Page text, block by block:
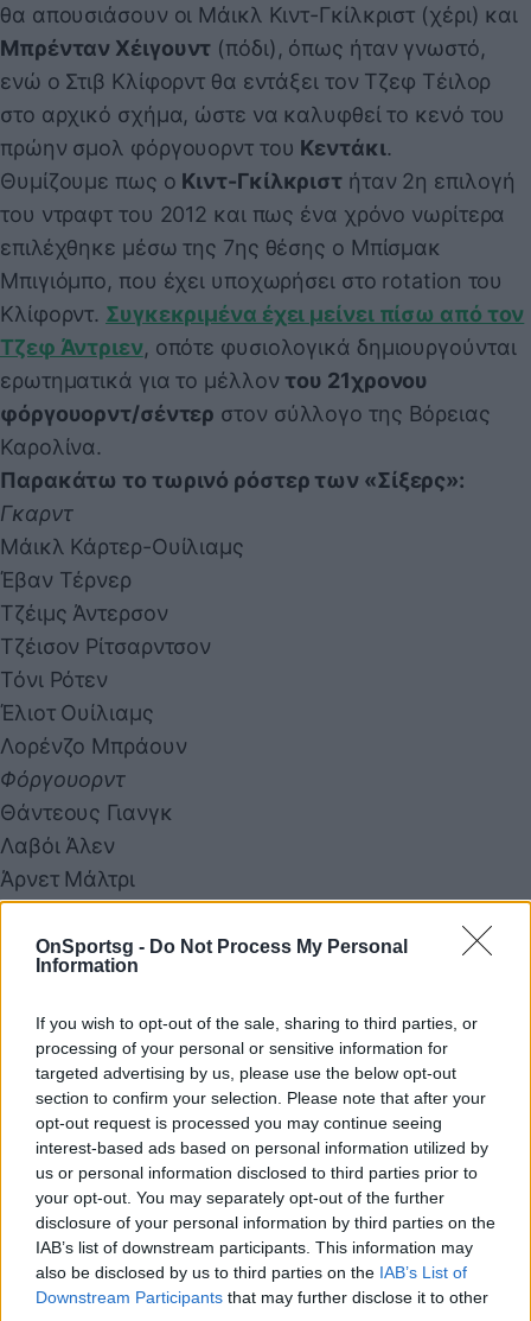
OnSportsg - Do Not Process My Personal
Information
If you wish to opt-out of the sale, sharing to third parties, or
processing of your personal or sensitive information for
targeted advertising by us, please use the below opt-out
section to confirm your selection. Please note that after your
opt-out request is processed you may continue seeing
interest-based ads based on personal information utilized by
us or personal information disclosed to third parties prior to
your opt-out. You may separately opt-out of the further
disclosure of your personal information by third parties on the
IAB’s list of downstream participants. This information may
also be disclosed by us to third parties on the IAB’s List of
Downstream Participants that may further disclose it to other
θα απουσιάσουν οι Μάικλ Κιντ-Γκίλκριστ (χέρι) και
Μπρένταν Χέιγουντ (πόδι), όπως ήταν γνωστό,
ενώ ο Στιβ Κλίφορντ θα εντάξει τον Τζεφ Τέιλορ
στο αρχικό σχήμα, ώστε να καλυφθεί το κενό του
πρώην σμολ φόργουορντ του Κεντάκι.
Θυμίζουμε πως ο Κιντ-Γκίλκριστ ήταν 2η επιλογή
του ντραφτ του 2012 και πως ένα χρόνο νωρίτερα
επιλέχθηκε μέσω της 7ης θέσης ο Μπίσμακ
Μπιγιόμπο, που έχει υποχωρήσει στο rotation του
Κλίφορντ. Συγκεκριμένα έχει μείνει πίσω από τον
Τζεφ Άντριεν, οπότε φυσιολογικά δημιουργούνται
ερωτηματικά για το μέλλοντου 21χρονου
φόργουορντ/σέντερ στον σύλλογο της Βόρειας
Καρολίνα.
Παρακάτω το τωρινό ρόστερ των «Σίξερς»:
Γκαρντ
Μάικλ Κάρτερ-Ουίλιαμς
Έβαν Τέρνερ
Τζέιμς Άντερσον
Τζέισον Ρίτσαρντσον
Τόνι Ρότεν
Έλιοτ Ουίλιαμς
Λορένζο Μπράουν
Φόργουορντ
Θάντεους Γιανγκ
Λαβόι Άλεν
Άρνετ Μάλτρι
Χόλις Τόμπσον
Μπράντον Ντέιβις
Σέντερ
Νέρλενς Νόελ
Σπένσερ Χάους
Ντάνιελ Όρτον
Και το τωρινό ρόστερ των Μπόμπκατς:
Γκαρντ
Κέμπα Ουόλκερ
Τζέραλντ Χέντερσον
Ρέιμον Σέσιονς
Τζανίρο Πάργκο
Μπεν Γκόρντον